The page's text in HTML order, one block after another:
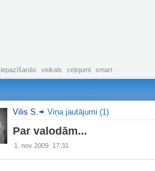
iepazīšanās veikals ceļojumi smart
Vilis S. Viņa jautājumi (1)
Par valodām...
1. nov 2009. 17:31